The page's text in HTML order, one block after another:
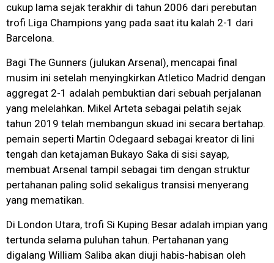
cukup lama sejak terakhir di tahun 2006 dari perebutan
trofi Liga Champions yang pada saat itu kalah 2-1 dari
Barcelona.
Bagi The Gunners (julukan Arsenal), mencapai final
musim ini setelah menyingkirkan Atletico Madrid dengan
aggregat 2-1 adalah pembuktian dari sebuah perjalanan
yang melelahkan. Mikel Arteta sebagai pelatih sejak
tahun 2019 telah membangun skuad ini secara bertahap.
pemain seperti Martin Odegaard sebagai kreator di lini
tengah dan ketajaman Bukayo Saka di sisi sayap,
membuat Arsenal tampil sebagai tim dengan struktur
pertahanan paling solid sekaligus transisi menyerang
yang mematikan.
Di London Utara, trofi Si Kuping Besar adalah impian yang
tertunda selama puluhan tahun. Pertahanan yang
digalang William Saliba akan diuji habis-habisan oleh